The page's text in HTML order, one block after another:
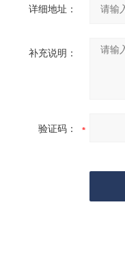
详细地址：
补充说明：
验证码：